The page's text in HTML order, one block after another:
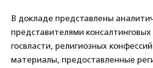
В докладе представлены
представителями
госвласти, религиозных
материалы, предоставленные